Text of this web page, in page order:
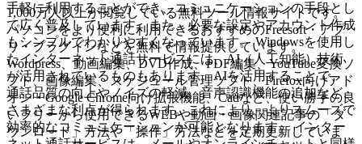
手軽に利用することができ、コミュニケーションの手段とし
て広く普及しています。また、必要な設定やアカウント作成
もシンプルでわかりやすくなっています。 Windowsを使用し
たインターネット通話サービスには、AI（人工知能）技術
が活用されているものもあります。AIを活用することで、
通話品質の向上やノイズの軽減、音声認識機能の追加など、
さまざまな利点が得られます。これにより、よりスムーズで
効率的なコミュニケーションが可能となります。 インター
1,000万人以上が閲覧している無料ツール情報サイトです。
パソコンをより便利に利用できるおすすめのFreesoft・アプ
リ・プラグインなどを無料で情報提供しています。
Wordpress、動画編集、DVD作成、PDF編集、YouTube変換ソ
フト、画像編集、スケジュール管理ソフト、Firefox向けアド
オン・Google Chrome向け拡張機能、Cadなど、使い勝手の良
いフリーから使用できるWEBや動画・画像関連記事の「ダ
ウンロード」方法や「操作」方法などを定期更新していま